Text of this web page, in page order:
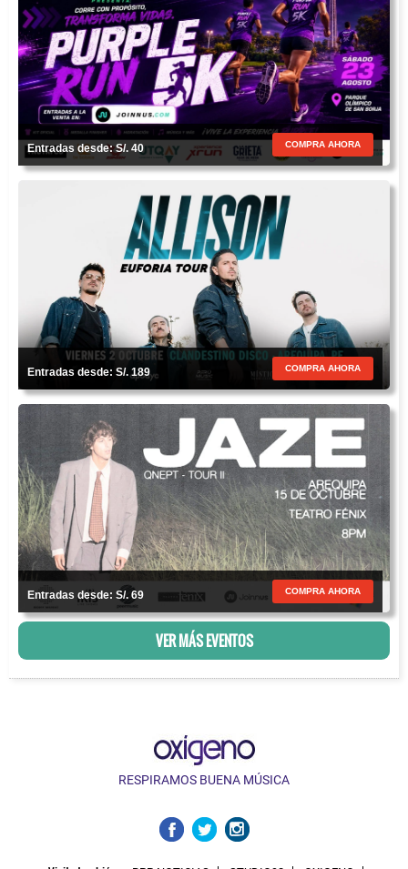
Entradas desde: S/. 40 COMPRA AHORA
Entradas desde: S/. 189 COMPRA AHORA
Entradas desde: S/. 69 COMPRA AHORA
VER MÁS EVENTOS
RESPIRAMOS BUENA MÚSICA